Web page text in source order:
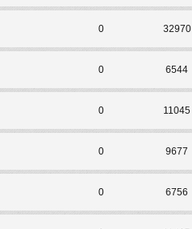
0 32970
0 6544
0 11045
0 9677
0 6756